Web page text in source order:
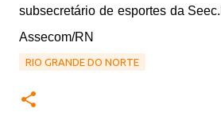
subsecretário de esportes da
Assecom/RN
RIO GRANDE DO NORTE